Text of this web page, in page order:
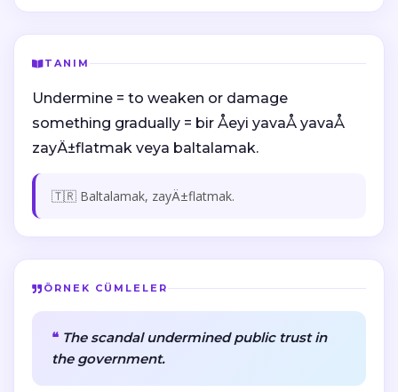
TANIM
Undermine = to weaken or damage
something gradually = bir Åeyi yavaÅ yavaÅ
zayÄ±flatmak veya baltalamak.
🇹🇷 Baltalamak, zayÄ±flatmak.
ÖRNEK CÜMLELER
The scandal undermined public trust in
the government.